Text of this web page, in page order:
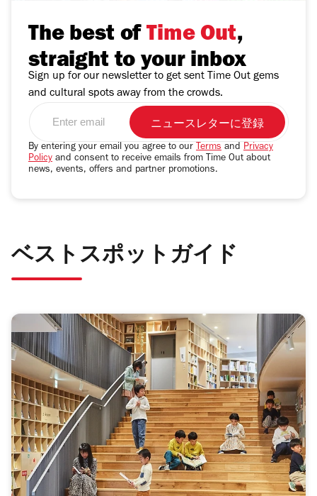
The best ofTime Out,
straight to your inbox
Sign up for our newsletter to get sent Time Out gems
and cultural spots away from the crowds.
email
address
By entering your email you agree to our Terms and Privacy
Policy and consent to receive emails from Time Out about
news, events, offers and partner promotions.
ベストスポットガイド